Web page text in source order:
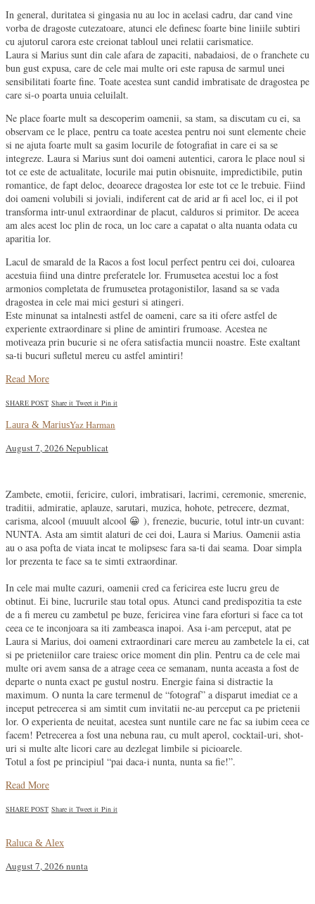
In general, duritatea si gingasia nu au loc in acelasi cadru, dar cand vine
vorba de dragoste cutezatoare, atunci ele definesc foarte bine liniile subtiri
cu ajutorul carora este creionat tabloul unei relatii carismatice.
Laura si Marius sunt din cale afara de zapaciti, nabadaiosi, de o franchete cu
bun gust expusa, care de cele mai multe ori este rapusa de sarmul unei
sensibilitati foarte fine. Toate acestea sunt candid imbratisate de dragostea pe
care si-o poarta unuia celuilalt.
Ne place foarte mult sa descoperim oamenii, sa stam, sa discutam cu ei, sa
observam ce le place, pentru ca toate acestea pentru noi sunt elemente cheie
si ne ajuta foarte mult sa gasim locurile de fotografiat in care ei sa se
integreze. Laura si Marius sunt doi oameni autentici, carora le place noul si
tot ce este de actualitate, locurile mai putin obisnuite, impredictibile, putin
romantice, de fapt deloc, deoarece dragostea lor este tot ce le trebuie. Fiind
doi oameni volubili si joviali, indiferent cat de arid ar fi acel loc, ei il pot
transforma intr-unul extraordinar de placut, calduros si primitor. De aceea
am ales acest loc plin de roca, un loc care a capatat o alta nuanta odata cu
aparitia lor.
Lacul de smarald de la Racos a fost locul perfect pentru cei doi, culoarea
acestuia fiind una dintre preferatele lor. Frumusetea acestui loc a fost
armonios completata de frumusetea protagonistilor, lasand sa se vada
dragostea in cele mai mici gesturi si atingeri.
Este minunat sa intalnesti astfel de oameni, care sa iti ofere astfel de
experiente extraordinare si pline de amintiri frumoase. Acestea ne
motiveaza prin bucurie si ne ofera satisfactia muncii noastre. Este exaltant
sa-ti bucuri sufletul mereu cu astfel amintiri!
Read More
SHARE POST Share it Tweet it Pin it
Laura & MariusYaz Harman
August 7, 2026 Nepublicat
Zambete, emotii, fericire, culori, imbratisari, lacrimi, ceremonie, smerenie,
traditii, admiratie, aplauze, sarutari, muzica, hohote, petrecere, dezmat,
carisma, alcool (muuult alcool 😀 ), frenezie, bucurie, totul intr-un cuvant:
NUNTA. Asta am simtit alaturi de cei doi, Laura si Marius. Oamenii astia
au o asa pofta de viata incat te molipsesc fara sa-ti dai seama. Doar simpla
lor prezenta te face sa te simti extraordinar.
In cele mai multe cazuri, oamenii cred ca fericirea este lucru greu de
obtinut. Ei bine, lucrurile stau total opus. Atunci cand predispozitia ta este
de a fi mereu cu zambetul pe buze, fericirea vine fara eforturi si face ca tot
ceea ce te inconjoara sa iti zambeasca inapoi. Asa i-am perceput, atat pe
Laura si Marius, doi oameni extraordinari care mereu au zambetele la ei, cat
si pe prieteniilor care traiesc orice moment din plin. Pentru ca de cele mai
multe ori avem sansa de a atrage ceea ce semanam, nunta aceasta a fost de
departe o nunta exact pe gustul nostru. Energie faina si distractie la
maximum. O nunta la care termenul de “fotograf” a disparut imediat ce a
inceput petrecerea si am simtit cum invitatii ne-au perceput ca pe prietenii
lor. O experienta de neuitat, acestea sunt nuntile care ne fac sa iubim ceea ce
facem! Petrecerea a fost una nebuna rau, cu mult aperol, cocktail-uri, shot-
uri si multe alte licori care au dezlegat limbile si picioarele.
Totul a fost pe principiul “pai daca-i nunta, nunta sa fie!”.
Read More
SHARE POST Share it Tweet it Pin it
Raluca & Alex
August 7, 2026 nunta